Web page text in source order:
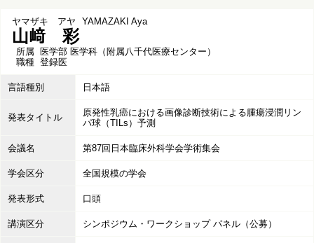
ヤマザキ アヤ YAMAZAKI Aya
山﨑 彩
所属 医学部 医学科（附属八千代医療センター）
職種 登録医
言語種別 日本語
発表タイトル
原発性乳癌における画像診断技術による腫瘍浸潤リン
パ球（TILs）予測
会議名 第87回日本臨床外科学会学術集会
学会区分 全国規模の学会
発表形式 口頭
講演区分 シンポジウム・ワークショップ パネル（公募）